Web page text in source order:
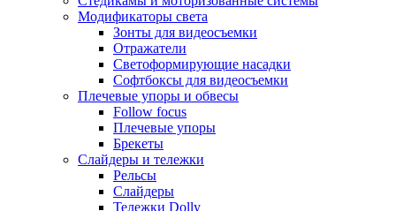
Модификаторы света
Зонты для видеосъемки
Отражатели
Светоформирующие насадки
Софтбоксы для видеосъемки
Плечевые упоры и обвесы
Follow focus
Плечевые упоры
Брекеты
Слайдеры и тележки
Рельсы
Слайдеры
Тележки Dolly